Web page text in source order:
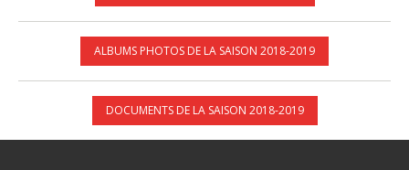
ALBUMS PHOTOS DE LA SAISON 2018-2019
DOCUMENTS DE LA SAISON 2018-2019